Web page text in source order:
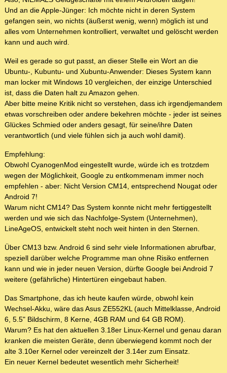
Und an die Apple-Jünger: Ich möchte nicht in deren System
gefangen sein, wo nichts (äußerst wenig, wenn) möglich ist und
alles vom Unternehmen kontrolliert, verwaltet und gelöscht werden
kann und auch wird.
Weil es gerade so gut passt, an dieser Stelle ein Wort an die
Ubuntu-, Kubuntu- und Xubuntu-Anwender: Dieses System kann
man locker mit Windows 10 vergleichen, der einzige Unterschied
ist, dass die Daten halt zu Amazon gehen.
Aber bitte meine Kritik nicht so verstehen, dass ich irgendjemandem
etwas vorschreiben oder andere bekehren möchte - jeder ist seines
Glückes Schmied oder anders gesagt, für seine/ihre Daten
verantwortlich (und viele fühlen sich ja auch wohl damit).
Empfehlung:
Obwohl CyanogenMod eingestellt wurde, würde ich es trotzdem
wegen der Möglichkeit, Google zu entkommenam immer noch
empfehlen - aber: Nicht Version CM14, entsprechend Nougat oder
Android 7!
Warum nicht CM14? Das System konnte nicht mehr fertiggestellt
werden und wie sich das Nachfolge-System (Unternehmen),
LineAgeOS, entwickelt steht noch weit hinten in den Sternen.
Über CM13 bzw. Android 6 sind sehr viele Informationen abrufbar,
speziell darüber welche Programme man ohne Risiko entfernen
kann und wie in jeder neuen Version, dürfte Google bei Android 7
weitere (gefährliche) Hintertüren eingebaut haben.
Das Smartphone, das ich heute kaufen würde, obwohl kein
Wechsel-Akku, wäre das Asus ZE552KL (auch Mittelklasse, Android
6, 5.5" Bildschirm, 8 Kerne, 4GB RAM und 64 GB ROM).
Warum? Es hat den aktuellen 3.18er Linux-Kernel und genau daran
kranken die meisten Geräte, denn überwiegend kommt noch der
alte 3.10er Kernel oder vereinzelt der 3.14er zum Einsatz.
Ein neuer Kernel bedeutet wesentlich mehr Sicherheit!